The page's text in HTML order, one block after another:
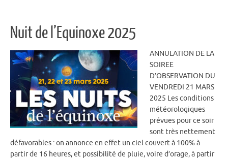
Nuit de l’Equinoxe 2025
ANNULATION DE LA
SOIREE
D’OBSERVATION DU
VENDREDI 21 MARS
2025 Les conditions
météorologiques
prévues pour ce soir
sont très nettement
défavorables : on annonce en effet un ciel couvert à 100% à
partir de 16 heures, et possibilité de pluie, voire d’orage, à partir